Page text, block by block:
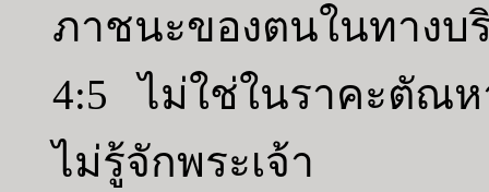
ภาชนะของตนในทางบ
4:5 ไม่ใช่ในราคะตัณ
ไม่รู้จักพระเจ้า